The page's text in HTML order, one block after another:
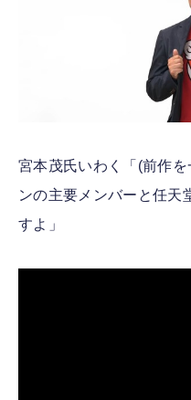
宮本茂氏いわく「(前作
ンの主要メンバーと任天
すよ」